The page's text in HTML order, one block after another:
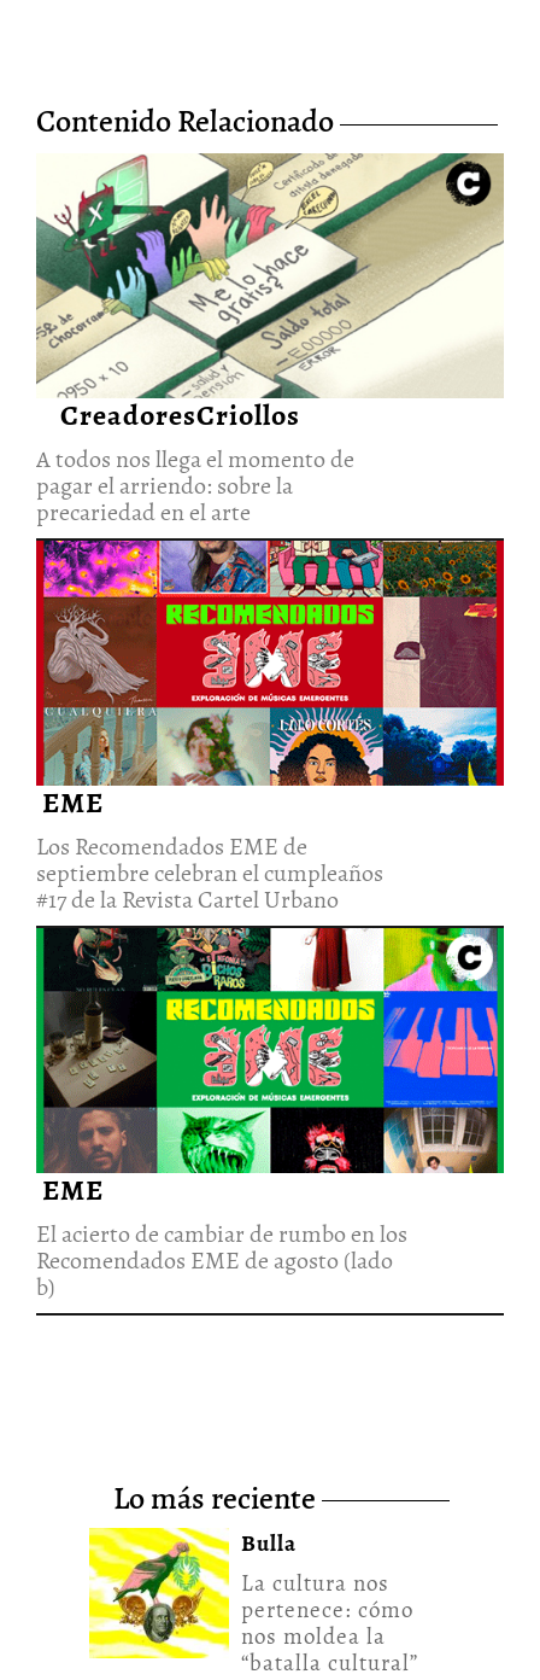
Contenido Relacionado
A todos nos llega el momento
de pagar el arriendo: sobre la
precariedad en el arte
1/Mar/2023
CreadoresCriollos
A todos nos llega el momento de
pagar el arriendo: sobre la
precariedad en el arte
Los Recomendados EME de
septiembre celebran el
cumpleaños #17 de la Revista
Cartel Urbano
20/Oct/2022
EME
Los Recomendados EME de
septiembre celebran el cumpleaños
#17 de la Revista Cartel Urbano
El acierto de cambiar de rumbo
en los Recomendados EME de
agosto (lado b)
6/Sep/2022
EME
El acierto de cambiar de rumbo en los
Recomendados EME de agosto (lado
b)
lo más reciente
Bulla
La cultura nos
pertenece: cómo
nos moldea la
“batalla cultural”